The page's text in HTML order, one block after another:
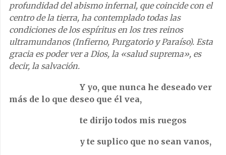
profundidad del abismo infernal, que coincide con el
centro de la tierra, ha contemplado todas las
condiciones de los espíritus en los tres reinos
ultramundanos (Infierno, Purgatorio y Paraíso). Esta
gracia es poder ver a Dios, la «salud suprema», es
decir, la salvación.
Y yo, que nunca he deseado ver
más de lo que deseo que él vea,
te dirijo todos mis ruegos
y te suplico que no sean vanos,